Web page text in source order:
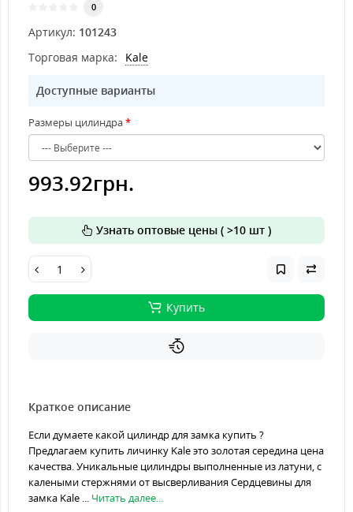
0
Артикул: 101243
Торговая марка:
Kale
Доступные варианты
Размеры цилиндра
993.92грн.
Узнать оптовые цены ( >10 шт )
Купить
Краткое описание
Если думаете какой цилиндр для замка купить ?
Предлагаем купить личинку Kale это золотая середина цена
качества. Уникальные цилиндры выполненные из латуни, с
калеными стержнями от высверливания Сердцевины для
замка Kale ... Читать далее...